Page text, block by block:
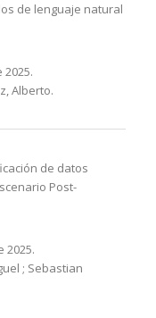
de lenguaje natural
Alberto.
de datos
Post-
2025.
; Sebastian